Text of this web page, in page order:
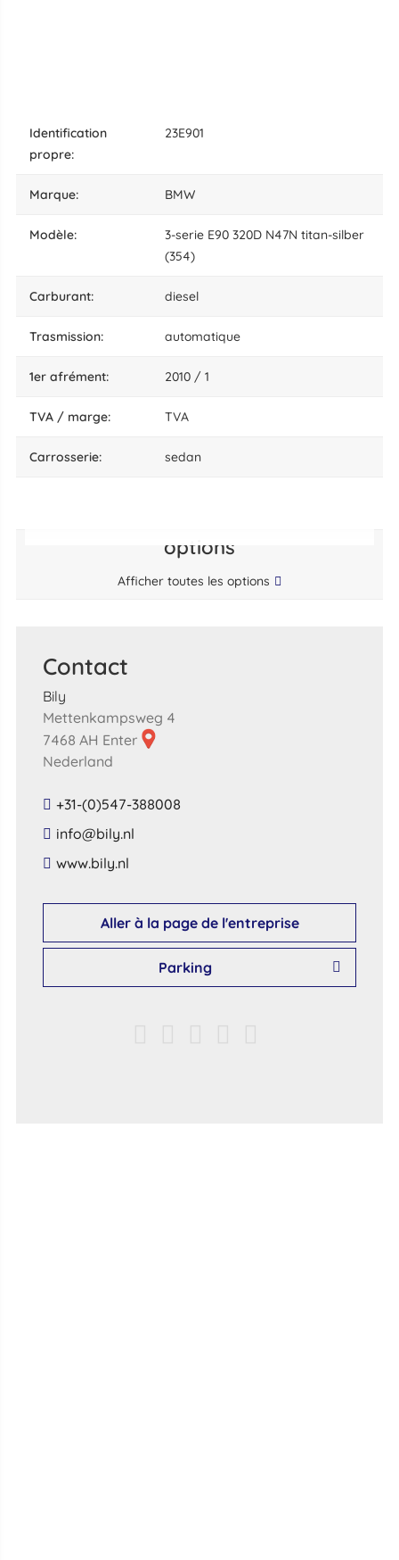
identification
propre:
23E901
marque: BMW
modèle:
3-serie E90 320D N47N titan-silber
(354)
carburant: diesel
trasmission: automatique
1er afrément: 2010 / 1
TVA / marge: TVA
carrosserie: sedan
options
Afficher toutes les options
Contact
Bily
Mettenkampsweg 4
7468 AH Enter
Nederland
+31-(0)547-388008
​info​@​bily​.​nl​
​www​.​bily​.​nl​
Aller à la page de l'entreprise
Parking